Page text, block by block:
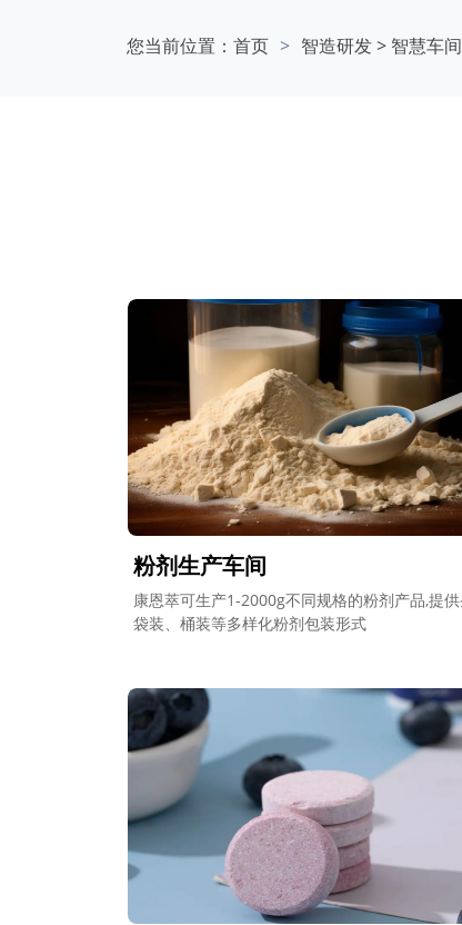
您当前位置： 首页 智造研发> 智慧车间
粉剂生产车间
康恩萃可生产1-2000g不同规格的粉剂产品,提供
袋装、桶装等多样化粉剂包装形式